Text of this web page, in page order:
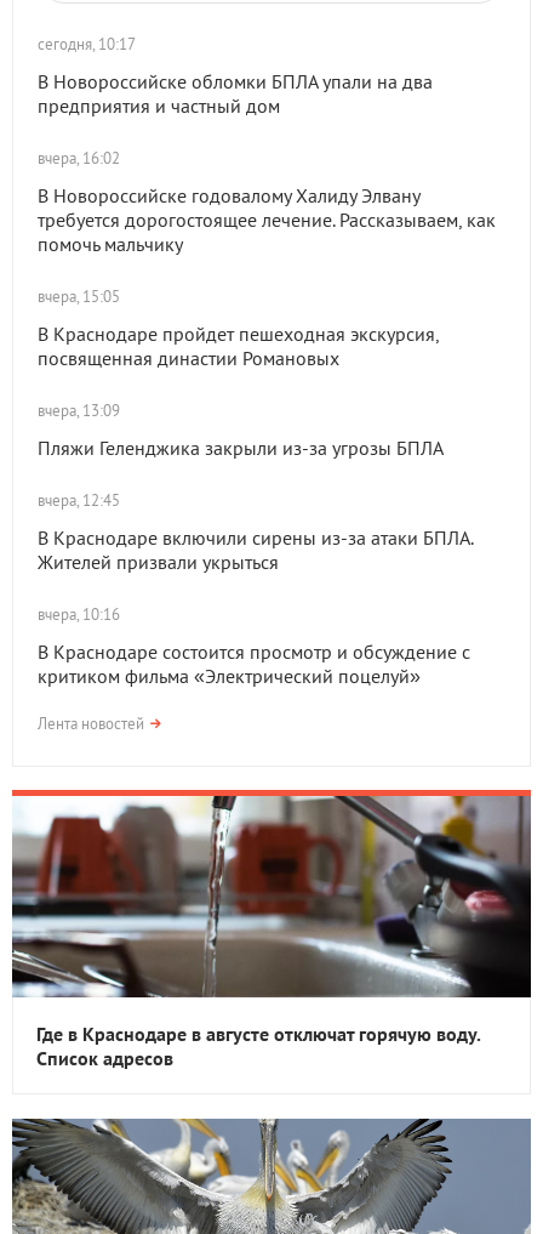
сегодня, 10:17
В Новороссийске обломки БПЛА упали на два
предприятия и частный дом
вчера, 16:02
В Новороссийске годовалому Халиду Элвану
требуется дорогостоящее лечение. Рассказываем, как
помочь мальчику
вчера, 15:05
В Краснодаре пройдет пешеходная экскурсия,
посвященная династии Романовых
вчера, 13:09
Пляжи Геленджика закрыли из-за угрозы БПЛА
вчера, 12:45
В Краснодаре включили сирены из-за атаки БПЛА.
Жителей призвали укрыться
вчера, 10:16
В Краснодаре состоится просмотр и обсуждение с
критиком фильма «Электрический поцелуй»
Лента новостей
Где в Краснодаре в августе отключат горячую воду.
Список адресов